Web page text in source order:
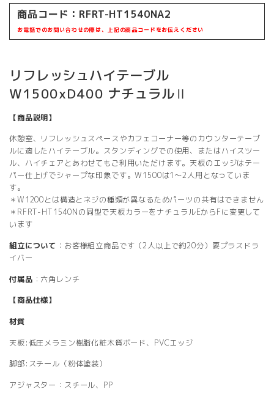
商品コード：RFRT-HT1540NA2
お電話でのお問い合わせの際は、上記の商品コードをお伝えください
リフレッシュハイテーブル
W1500xD400 ナチュラルⅡ
【商品説明】
休憩室、リフレッシュスペースやカフェコーナー等のカウンターテーブ
ルに適したハイテーブル。スタンディングでの使用、またはハイスツー
ル、ハイチェアとあわせてもご利用いただけます。天板のエッジはテー
パー仕上げでシャープな印象です。W1500は1〜2人用となっていま
す。
＊W1200とは構造とネジの種類が異なるためパーツの共有はできません
＊RFRT-HT1540Nの同型で天板カラーをナチュラルEからFに変更して
います
組立について ：お客様組立商品です（2人以上で約20分）要プラスドラ
イバー
付属品 ：六角レンチ
【商品仕様】
材質
天板:低圧メラミン樹脂化粧木質ボード、PVCエッジ
脚部:スチール（粉体塗装）
アジャスター：スチール、PP